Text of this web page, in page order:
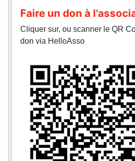
Faire un don à
Cliquer sur, ou scanner le QR
don via HelloAsso